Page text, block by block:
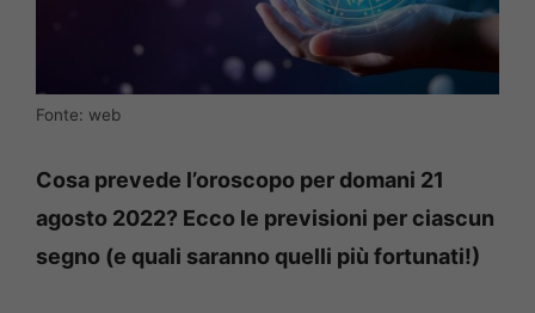
Fonte: web
Cosa prevede l’oroscopo per domani 21
agosto 2022? Ecco le previsioni per ciascun
segno (e quali saranno quelli più fortunati!)